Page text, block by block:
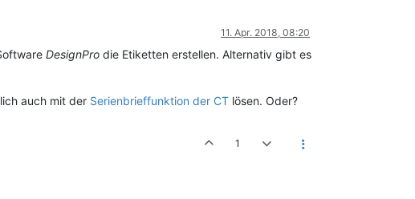
11. Apr. 2018, 08:20
DesignPro die Etiketten erstellen. Alternativ gibt es
auch mit der Serienbrieffunktion der CT lösen. Oder?
1